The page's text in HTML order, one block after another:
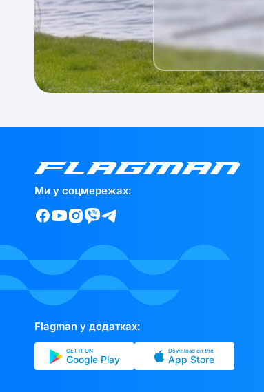
Ми у соцмережах:
Flagman у додатках:
GET IT ON
Google Play
Download on the
App Store